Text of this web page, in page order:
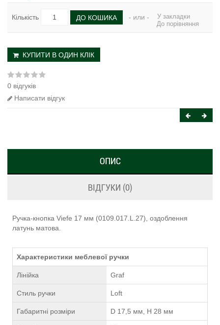
Кількість ДО КОШИКА - или -
У закладки
До порівняння
КУПИТИ В ОДИН КЛІК
0 відгуків
Написати відгук
ОПИС
ВІДГУКИ (0)
Ручка-кнопка Viefe 17 мм (0109.017.L.27), оздоблення
латунь матова.
Характеристики меблевої ручки
Лінійка Graf
Стиль ручки Loft
Габаритні розміри D 17,5 мм, H 28 мм